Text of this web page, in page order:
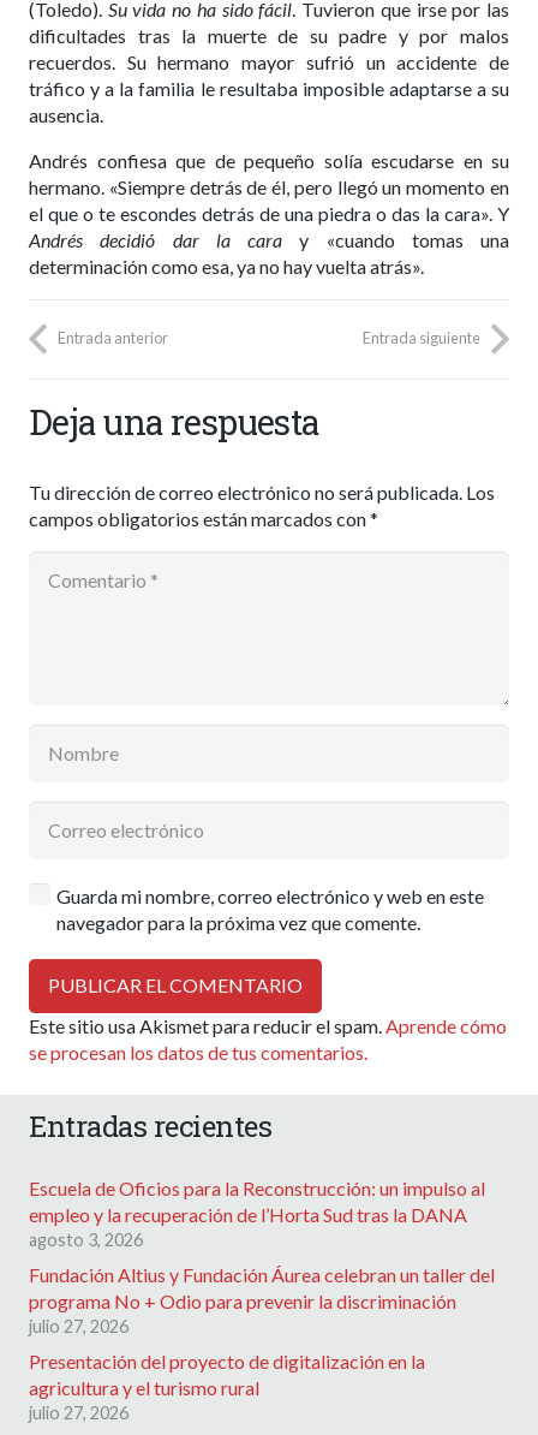
(Toledo). Su vida no ha sido fácil. Tuvieron que irse por las
dificultades tras la muerte de su padre y por malos
recuerdos. Su hermano mayor sufrió un accidente de
tráfico y a la familia le resultaba imposible adaptarse a su
ausencia.
Andrés confiesa que de pequeño solía escudarse en su
hermano. «Siempre detrás de él, pero llegó un momento en
el que o te escondes detrás de una piedra o das la cara». Y
Andrés decidió dar la cara y «cuando tomas una
determinación como esa, ya no hay vuelta atrás».
Entrada anterior Entrada siguiente
Deja una respuesta
Tu dirección de correo electrónico no será publicada. Los
campos obligatorios están marcados con*
Guarda mi nombre, correo electrónico y web en este
navegador para la próxima vez que comente.
PUBLICAR EL COMENTARIO
Este sitio usa Akismet para reducir el spam. Aprende cómo
se procesan los datos de tus comentarios.
Entradas recientes
Escuela de Oficios para la Reconstrucción: un impulso al
empleo y la recuperación de l’Horta Sud tras la DANA
agosto 3, 2026
Fundación Altius y Fundación Áurea celebran un taller del
programa No + Odio para prevenir la discriminación
julio 27, 2026
Presentación del proyecto de digitalización en la
agricultura y el turismo rural
julio 27, 2026